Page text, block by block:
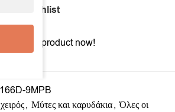
Add to wishlist
this product now!
9MPB
, Μύτες και καρυδάκια, Όλες οι